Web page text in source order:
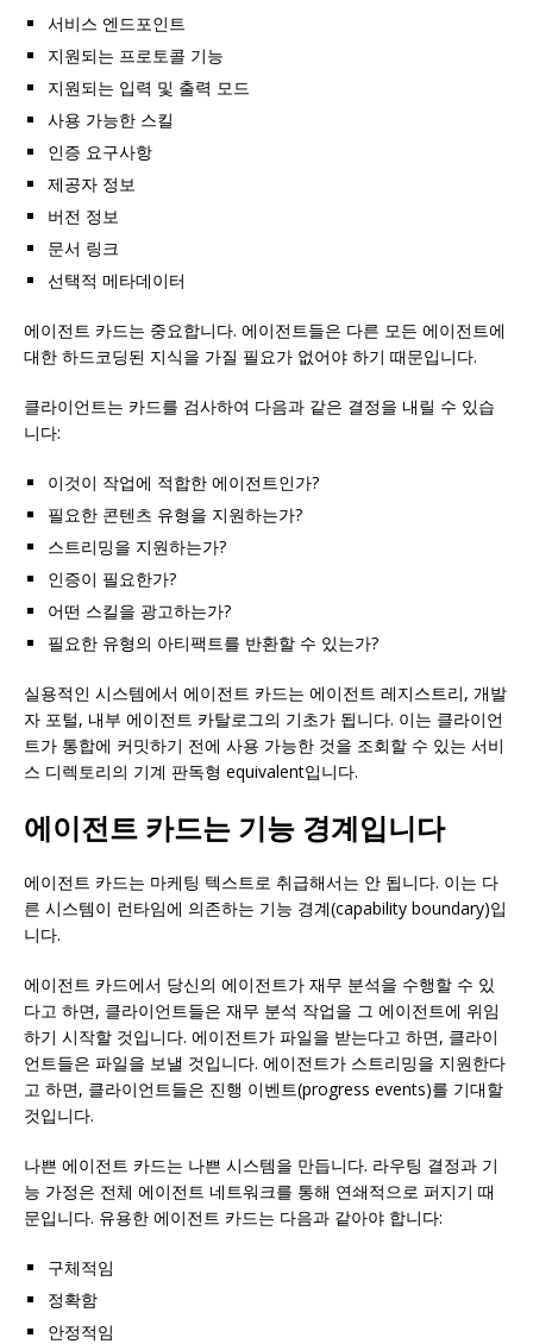
서비스 엔드포인트
지원되는 프로토콜 기능
지원되는 입력 및 출력 모드
사용 가능한 스킬
인증 요구사항
제공자 정보
버전 정보
문서 링크
선택적 메타데이터
에이전트 카드는 중요합니다. 에이전트들은 다른 모든 에이전트에
대한 하드코딩된 지식을 가질 필요가 없어야 하기 때문입니다.
클라이언트는 카드를 검사하여 다음과 같은 결정을 내릴 수 있습
니다:
이것이 작업에 적합한 에이전트인가?
필요한 콘텐츠 유형을 지원하는가?
스트리밍을 지원하는가?
인증이 필요한가?
어떤 스킬을 광고하는가?
필요한 유형의 아티팩트를 반환할 수 있는가?
실용적인 시스템에서 에이전트 카드는 에이전트 레지스트리, 개발
자 포털, 내부 에이전트 카탈로그의 기초가 됩니다. 이는 클라이언
트가 통합에 커밋하기 전에 사용 가능한 것을 조회할 수 있는 서비
스 디렉토리의 기계 판독형 equivalent입니다.
에이전트 카드는 기능 경계입니다
에이전트 카드는 마케팅 텍스트로 취급해서는 안 됩니다. 이는 다
른 시스템이 런타임에 의존하는 기능 경계(capability boundary)입
니다.
에이전트 카드에서 당신의 에이전트가 재무 분석을 수행할 수 있
다고 하면, 클라이언트들은 재무 분석 작업을 그 에이전트에 위임
하기 시작할 것입니다. 에이전트가 파일을 받는다고 하면, 클라이
언트들은 파일을 보낼 것입니다. 에이전트가 스트리밍을 지원한다
고 하면, 클라이언트들은 진행 이벤트(progress events)를 기대할
것입니다.
나쁜 에이전트 카드는 나쁜 시스템을 만듭니다. 라우팅 결정과 기
능 가정은 전체 에이전트 네트워크를 통해 연쇄적으로 퍼지기 때
문입니다. 유용한 에이전트 카드는 다음과 같아야 합니다:
구체적임
정확함
안정적임